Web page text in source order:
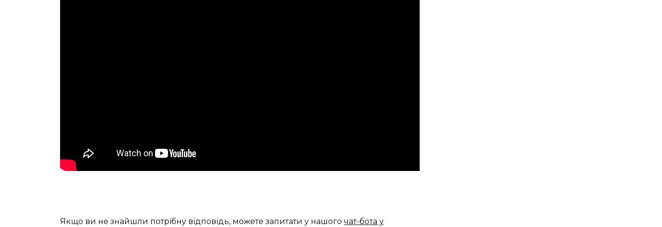
Якщо ви не знайшли потрібну відповідь, можете запитати у нашого чат-бота у